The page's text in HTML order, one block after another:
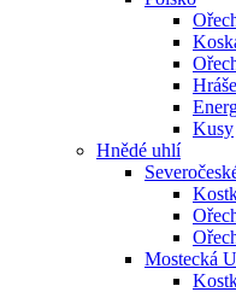
Kusy
Hnědé uhlí
Mostecká